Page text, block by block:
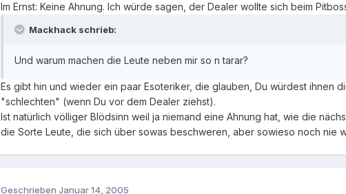
Im Ernst: Keine Ahnung. Ich würde sagen, der Dealer wollte sich beim
Mackhack schrieb:
Und warum machen die Leute neben mir so n tarar?
Es gibt hin und wieder ein paar Esoteriker, die glauben, Du würdest
"schlechten" (wenn Du vor dem Dealer ziehst).
Ist natürlich völliger Blödsinn weil ja niemand eine Ahnung hat, wie die
die Sorte Leute, die sich über sowas beschweren, aber sowieso noch nie
Geschrieben Januar 14, 2005